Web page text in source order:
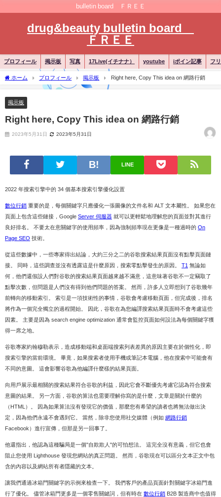
bulletin board ＦＲＥＥ
drug&beauty bulletin board
ＦＲＥＥ
プロフィール 掲示板 写真 17Live(イチナナ） youtube iポイン記事 フ
ホーム プロフィール 掲示板 Right here, Copy This idea on 網路行銷
掲示板
Right here, Copy This idea on 網路行銷
2023年5月31日 2023年5月31日
LINE
2022 年搜索引擎中的 34 個基本搜索引擎優化設置
數位行銷 重要的是，每個關鍵字只應優化一張圖像的文件名和 ALT 文本屬性。 如果您在
頁面上包含這些鏈接，Google Server 伺服器 就可以更輕鬆地理解您的頁面並對其進行
良好排名。 不要太在意關鍵字的使用頻率，因為強制頻率現在更像是一種過時的 On
Page SEO 技術。
從這些數據中，一些專家得出結論，大約三分之二的谷歌搜索結果頁面沒有點擊頁面鏈
接。 同時，這些調查並沒有透露這是什麼原因，搜索零點擊發生的原因。 T1 無論如
何，他們還假設人們對谷歌的搜索結果頁面越來越不滿意，這意味著谷歌不一定竊取了
點擊次數，但問題是人們沒有得到他們問題的答案。 然而，許多人立即想到了谷歌幾年
前轉向的移動索引。 索引是一項技術性的事情，谷歌會考慮移動頁面，但完成後，排名
將作為一個完全獨立的過程開始。 因此，谷歌在為您編譯搜索結果頁面時不會考慮這些
因素。 主要是因為 search engine optimization 通常會監控頁面如何設法為每個關鍵字獲
得一席之地。
谷歌專家約翰穆勒表示，造成移動端和桌面端搜索列表差異的原因主要在於個性化，即
搜索引擎的當前環境。 畢竟，如果搜索者使用手機或筆記本電腦，他在搜索中可能會有
不同的意圖。 這會影響谷歌為他編譯什麼樣的結果頁面。
向用戶展示最相關的搜索結果符合谷歌的利益，因此它會不斷優先考慮它認為符合搜索
意圖的結果。 另一方面，谷歌的算法也需要理解你寫的是什麼，文章是關於什麼的
（HTML）。 因為如果算法沒有發現它的價值，那麼您有希望的讀者也將無法做出決
定，因為他們永遠不會遇到它。 當然，除非您使用社交媒體（例如 網路行銷
Facebook）進行宣傳，但那是另一回事了。
他還指出，他認為這種騙局是一個"自欺欺人"的可怕想法。 這完全沒有意義，但它也會
阻止您使用 Lighthouse 發現您網站的真正問題。 然而，谷歌現在可以區分文本正文中包
含的內容以及網站所有者隱藏的文本。
讓我們通過冰箱門關鍵字的示例來檢查一下。 我們客戶的產品頁面針對關鍵字冰箱門進
行了優化。 儘管冰箱門更多是一個零售關鍵詞，但有時在 數位行銷 B2B 製造商中也值得